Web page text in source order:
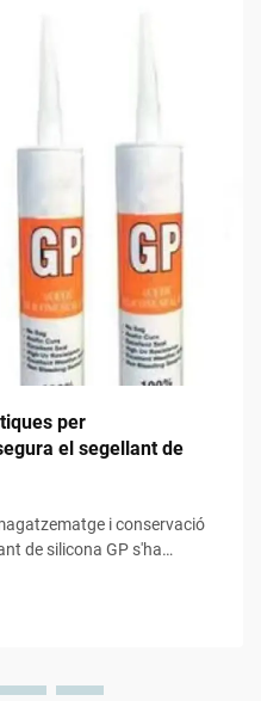
per
el segellant de
i conservació
de silicona GP s'ha